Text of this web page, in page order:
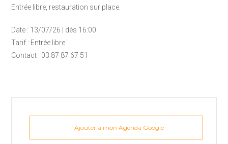
Entrée libre, restauration sur place.
Date : 13/07/26 | dès 16:00
Tarif : Entrée libre
Contact : 03 87 87 67 51
+ Ajouter à mon Agenda Google